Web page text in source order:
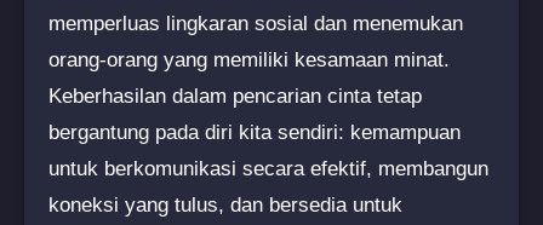
memperluas lingkaran sosial dan menemukan
orang-orang yang memiliki kesamaan minat.
Keberhasilan dalam pencarian cinta tetap
bergantung pada diri kita sendiri: kemampuan
untuk berkomunikasi secara efektif, membangun
koneksi yang tulus, dan bersedia untuk